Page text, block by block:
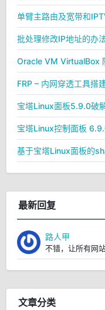
单臂主路由及宽带和
批处理修改IP地址的办
Oracle VM VirtualBox
FRP – 内网穿透工具搭
宝塔Linux面板5.9.0破
宝塔Linux控制面板
基于宝塔Linux面板的
最新回复
路人甲
不错，让所有网
文章分类